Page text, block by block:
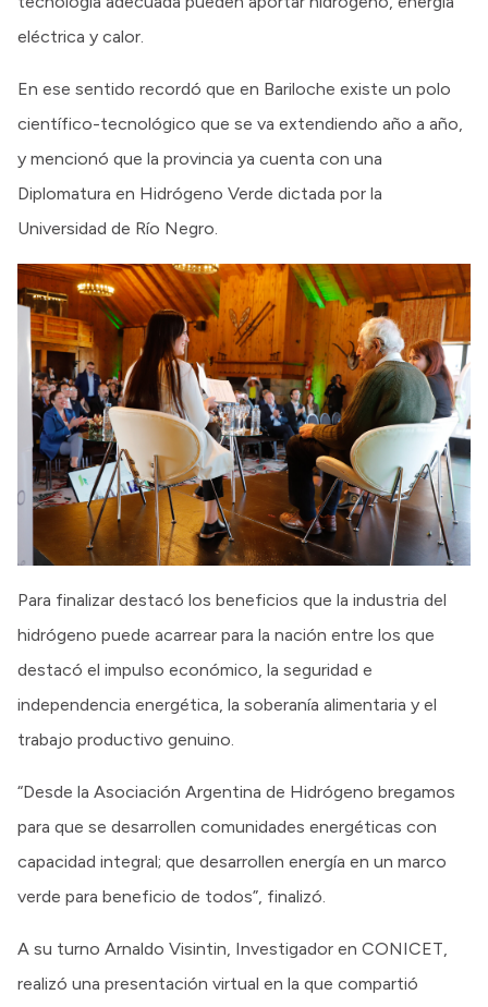
eléctrica y calor.
En ese sentido recordó que en Bariloche existe un polo
científico-tecnológico que se va extendiendo año a año,
y mencionó que la provincia ya cuenta con una
Diplomatura en Hidrógeno Verde dictada por la
Universidad de Río Negro.
Para finalizar destacó los beneficios que la industria del
hidrógeno puede acarrear para la nación entre los que
destacó el impulso económico, la seguridad e
independencia energética, la soberanía alimentaria y el
trabajo productivo genuino.
“Desde la Asociación Argentina de Hidrógeno bregamos
para que se desarrollen comunidades energéticas con
capacidad integral; que desarrollen energía en un marco
verde para beneficio de todos”, finalizó.
A su turno Arnaldo Visintin, Investigador en CONICET,
realizó una presentación virtual en la que compartió